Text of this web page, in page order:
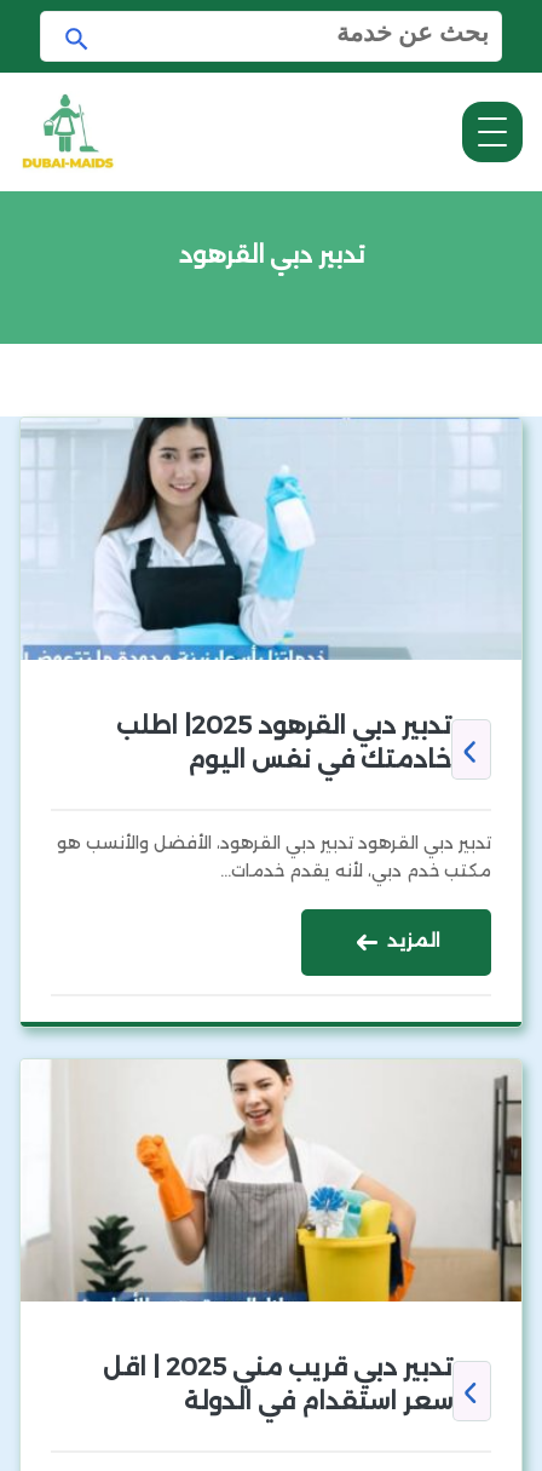
ل
ب
ح
ث
ع
ب
ح
ث
تدبير دبي القرهود
تدبير دبي القرهود 2025| اطلب
خادمتك في نفس اليوم
تدبير دبي القرهود تدبير دبي القرهود، الأفضل والأنسب هو
مكتب خدم دبي، لأنه يقدم خدمات…
المزيد
تدبير دبي قريب مني 2025 | اقل
سعر استقدام في الدولة